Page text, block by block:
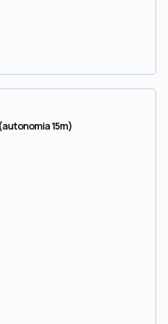
15m)